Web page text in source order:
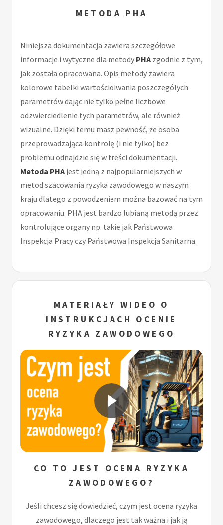
METODA PHA
Niniejsza dokumentacja zawiera szczegółowe
informacje i wytyczne dla metody PHA zgodnie z tym,
jak została opracowana. Opis metody zawiera
kolorowe tabelki wartościoiwania poszczególych
parametrów dając nie tylko pełne liczbowe
odzwierciedlenie tych parametrów, ale również
wizualne. Dzięki temu masz pewność, że osoba
przeprowadzająca kontrolę (i nie tylko) bez
problemu odnajdzie się w treści dokumentacji.
Metoda PHA jest jedną z najpopularniejszych w
metod szacowania ryzyka zawodowego w naszym
kraju dlatego z powodzeniem można bazować na tym
opracowaniu. PHA jest bardzo lubianą metodą przez
kontrolujące organy np. takie jak Państwowa
Inspekcja Pracy czy Państwowa Inspekcja Sanitarna.
MATERIAŁY WIDEO O
INSTRUKCJACH OCENIE
RYZYKA ZAWODOWEGO
CO TO JEST OCENA RYZYKA
ZAWODOWEGO?
Jeśli chcesz się dowiedzieć, czym jest ocena ryzyka
zawodowego, dlaczego jest tak ważna i jak ją